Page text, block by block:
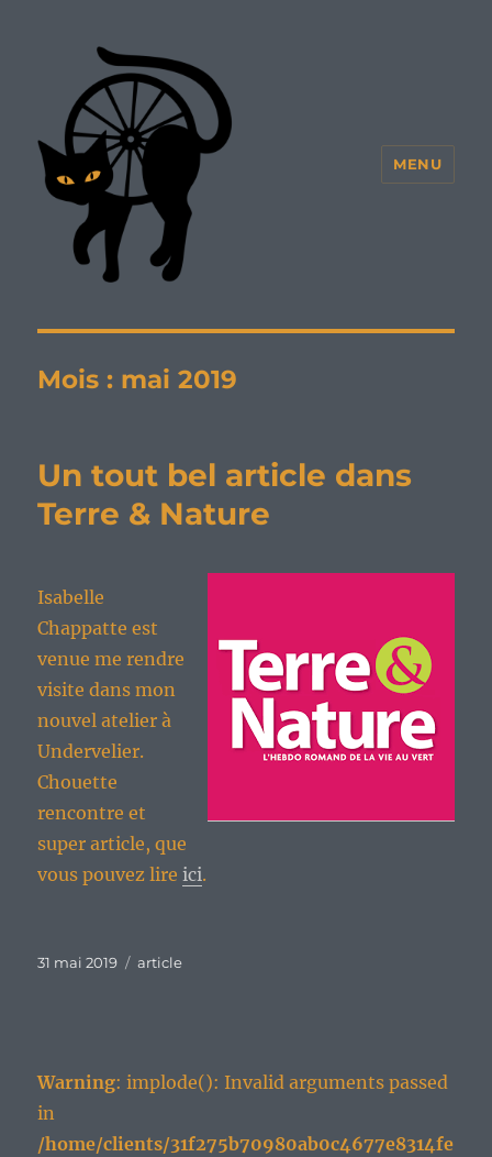
MENU
Mois : mai 2019
Un tout bel article dans
Terre & Nature
Isabelle
Chappatte est
venue me rendre
visite dans mon
nouvel atelier à
Undervelier.
Chouette
rencontre et
super article, que
vous pouvez lireici.
Publié
31 mai 2019 Catégories
article
Warning: implode(): Invalid arguments passed
in
/home/clients/31f275b70980ab0c4677e8314fe